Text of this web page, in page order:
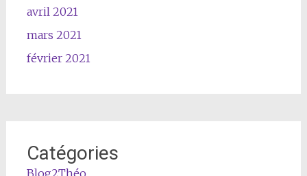
avril 2021
mars 2021
février 2021
Catégories
Blog2Théo